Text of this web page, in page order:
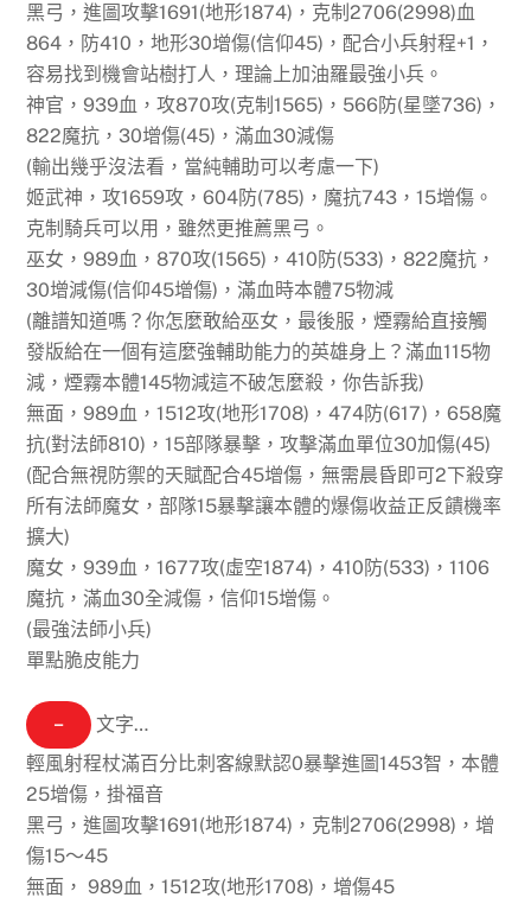
黑弓，進圖攻擊1691(地形1874)，克制2706(2998)血
864，防410，地形30增傷(信仰45)，配合小兵射程+1，
容易找到機會站樹打人，理論上加油羅最強小兵。
神官，939血，攻870攻(克制1565)，566防(星墜736)，
822魔抗，30增傷(45)，滿血30減傷
(輸出幾乎沒法看，當純輔助可以考慮一下)
姬武神，攻1659攻，604防(785)，魔抗743，15增傷。
克制騎兵可以用，雖然更推薦黑弓。
巫女，989血，870攻(1565)，410防(533)，822魔抗，
30增減傷(信仰45增傷)，滿血時本體75物減
(離譜知道嗎？你怎麼敢給巫女，最後服，煙霧給直接觸
發版給在一個有這麼強輔助能力的英雄身上？滿血115物
減，煙霧本體145物減這不破怎麼殺，你告訴我)
無面，989血，1512攻(地形1708)，474防(617)，658魔
抗(對法師810)，15部隊暴擊，攻擊滿血單位30加傷(45)
(配合無視防禦的天賦配合45增傷，無需晨昏即可2下殺穿
所有法師魔女，部隊15暴擊讓本體的爆傷收益正反饋機率
擴大)
魔女，939血，1677攻(虛空1874)，410防(533)，1106
魔抗，滿血30全減傷，信仰15增傷。
(最強法師小兵)
單點脆皮能力
−
文字…
輕風射程杖滿百分比刺客線默認0暴擊進圖1453智，本體
25增傷，掛福音
黑弓，進圖攻擊1691(地形1874)，克制2706(2998)，增
傷15～45
無面， 989血，1512攻(地形1708)，增傷45